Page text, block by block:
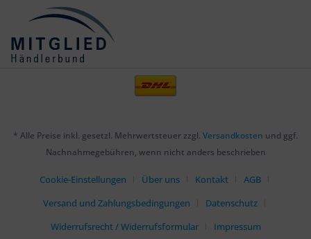
* Alle Preise inkl. gesetzl. Mehrwertsteuer zzgl. Versandkosten und ggf.
Nachnahmegebühren, wenn nicht anders beschrieben
Cookie-Einstellungen Über uns Kontakt
AGB
Versand und Zahlungsbedingungen
Datenschutz
Widerrufsrecht / Widerrufsformular
Impressum